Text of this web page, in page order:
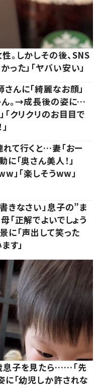
。しかしその後、SNS
た」「ヤバい安い」
んに「綺麗なお顔」
ん。→成長後の姿に…
「クリクリのお目目で
て行くと…妻「おー
「奥さん美人！」
」「楽しそうww」
きなさい」息子の”ま
正解でよいでしょう
に「声出して笑った
す」
子を見たら……「先
に「幼児しか許されな